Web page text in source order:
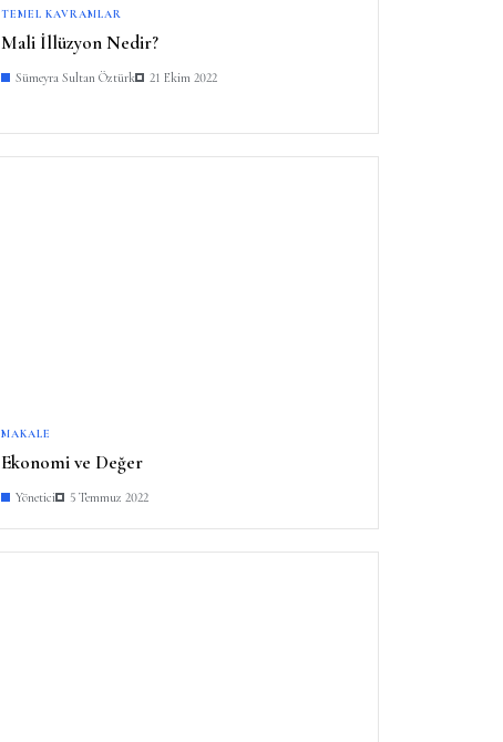
TEMEL KAVRAMLAR
Mali İllüzyon Nedir?
Sümeyra Sultan Öztürk 21 Ekim 2022
MAKALE
Ekonomi ve Değer
Yönetici 5 Temmuz 2022